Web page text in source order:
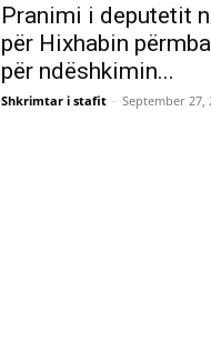
Pranimi i deputetit
për Hixhabin
për ndëshkimin...
Shkrimtar i stafit - September 27,